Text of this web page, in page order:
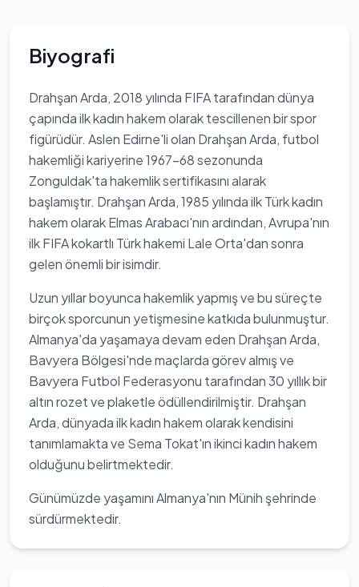
Biyografi
Drahşan Arda, 2018 yılında FIFA tarafından dünya
çapında ilk kadın hakem olarak tescillenen bir spor
figürüdür. Aslen Edirne'li olan Drahşan Arda, futbol
hakemliği kariyerine 1967-68 sezonunda
Zonguldak'ta hakemlik sertifikasını alarak
başlamıştır. Drahşan Arda, 1985 yılında ilk Türk kadın
hakem olarak Elmas Arabacı'nın ardından, Avrupa'nın
ilk FIFA kokartlı Türk hakemi Lale Orta'dan sonra
gelen önemli bir isimdir.
Uzun yıllar boyunca hakemlik yapmış ve bu süreçte
birçok sporcunun yetişmesine katkıda bulunmuştur.
Almanya'da yaşamaya devam eden Drahşan Arda,
Bavyera Bölgesi'nde maçlarda görev almış ve
Bavyera Futbol Federasyonu tarafından 30 yıllık bir
altın rozet ve plaketle ödüllendirilmiştir. Drahşan
Arda, dünyada ilk kadın hakem olarak kendisini
tanımlamakta ve Sema Tokat'ın ikinci kadın hakem
olduğunu belirtmektedir.
Günümüzde yaşamını Almanya'nın Münih şehrinde
sürdürmektedir.